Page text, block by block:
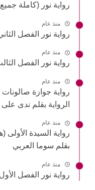
رواية نور (كاملة جميع
منذ عام
رواية نور الفصل الثاني 2 بقلم إيمان شلبي
منذ عام
رواية نور الفصل الثالث 3 والأخير بقلم إيمان شلبي
منذ عام
رواية جوازة صالونات
الرواية بقلم ندى على
منذ عام
رواية السيدة الأولى
بقلم سوما العربي
منذ عام
رواية نور الفصل الأول 1 بقلم إيمان شلبي